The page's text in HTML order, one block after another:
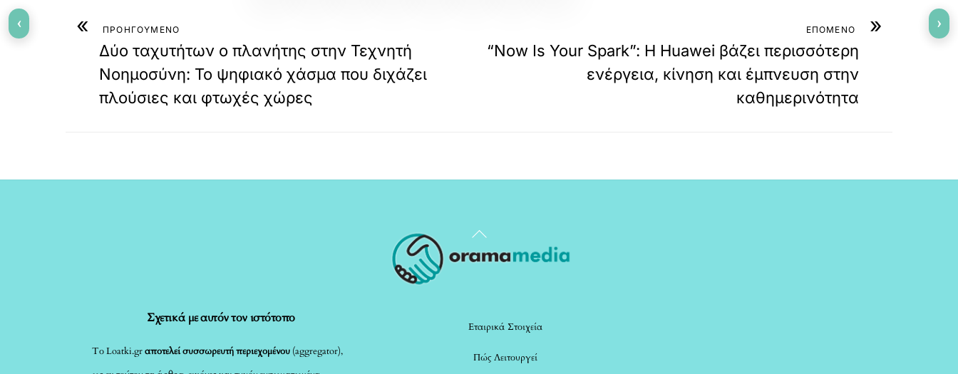
« ΠΡΟΗΓΟΥΜΕΝΟ
Δύο ταχυτήτων ο πλανήτης στην Τεχνητή
Νοημοσύνη: Το ψηφιακό χάσμα που διχάζει
πλούσιες και φτωχές χώρες
»
ΕΠΟΜΕΝΟ
“Now Is Your Spark”: Η Huawei βάζει περισσότερη
ενέργεια, κίνηση και έμπνευση στην
καθημερινότητα
Back
To
Σχετικά με αυτόν τον ιστότοπο
Το Loatki.grαποτελεί συσσωρευτή περιεχομένου (aggregator),
Εταιρικά Στοιχεία
Πώς Λειτουργεί
‹ ›